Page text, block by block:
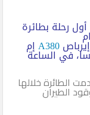
رحلة بطائرة
A380إم
في الساعة
الطائرة خلالها
يعمل بوقود الطيران